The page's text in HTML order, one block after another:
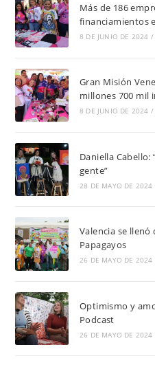
Más de 186
financiamientos
8 DE JUNIO DE 2024 /
Gran Misión
millones 700 mil
8 DE JUNIO DE 2024 /
Daniella Cabello:
gente”
28 DE MAYO DE 2024
Valencia se llenó
Papagayos
26 DE MAYO DE 2024
Optimismo y
Podcast
26 DE MAYO DE 2024